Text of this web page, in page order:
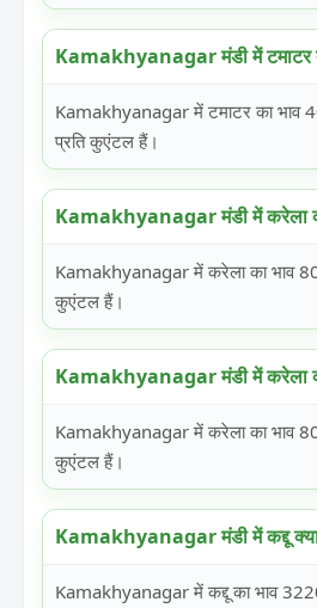
Kamakhyanagar मंडी में टमाटर
Kamakhyanagar में टमाटर का
प्रति कुएंटल हैं।
Kamakhyanagar मंडी में करेला
Kamakhyanagar में करेला का भाव
कुएंटल हैं।
Kamakhyanagar मंडी में करेला
Kamakhyanagar में करेला का भाव
कुएंटल हैं।
Kamakhyanagar मंडी में कद्दू
Kamakhyanagar में कद्दू का भाव